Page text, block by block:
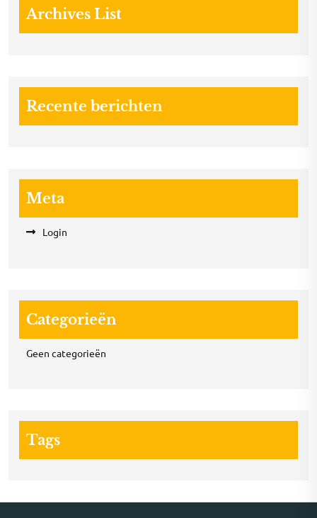
Archives List
Recente berichten
Meta
Login
Categorieën
Geen categorieën
Tags